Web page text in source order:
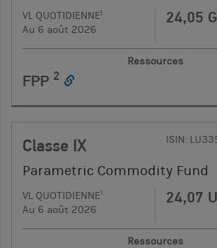
VL QUOTIDIENNE1
Au 6 août 2026
24,05
Ressources
FPP 2
Classe IX ISIN:
Parametric Commodity Fund
VL QUOTIDIENNE1
Au 6 août 2026
24,07
Ressources